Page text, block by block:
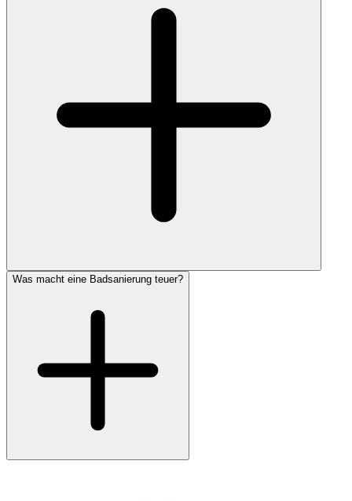
Was macht eine Badsanierung teuer?